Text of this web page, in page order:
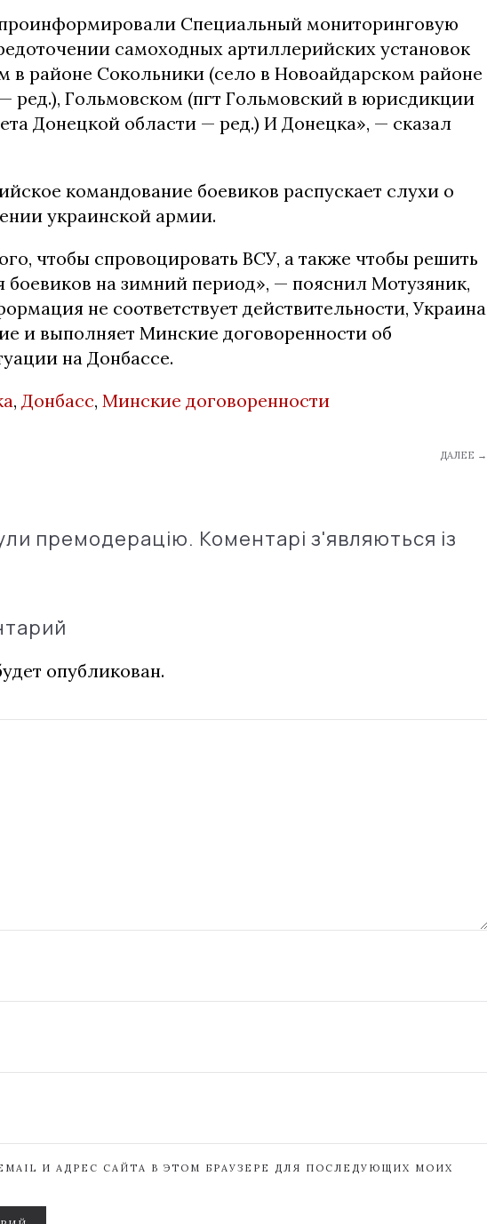
Специальный мониторинговую
самоходных артиллерийских установок
в районе Сокольники (село в Новоайдарском районе
ред.), Гольмовском (пгт Гольмовский в юрисдикции
Донецкой области — ред.) И Донецка», — сказал
командование боевиков распускает слухи о
украинской армии.
чтобы спровоцировать ВСУ, а также чтобы решить
на зимний период», — пояснил Мотузяник,
не соответствует действительности, Украина
и выполняет Минские договоренности об
на Донбассе.
, Донбасс, Минские договоренности
ДАЛЕЕ →
премодерацію. Коментарі з'являються із
опубликован.
И АДРЕС САЙТА В ЭТОМ БРАУЗЕРЕ ДЛЯ ПОСЛЕДУЮЩИХ МОИХ